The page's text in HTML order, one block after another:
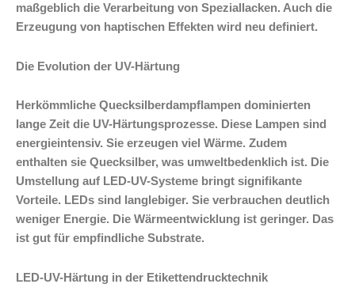
maßgeblich die Verarbeitung von Speziallacken. Auch die
Erzeugung von haptischen Effekten wird neu definiert.
Die Evolution der UV-Härtung
Herkömmliche Quecksilberdampflampen dominierten
lange Zeit die UV-Härtungsprozesse. Diese Lampen sind
energieintensiv. Sie erzeugen viel Wärme. Zudem
enthalten sie Quecksilber, was umweltbedenklich ist. Die
Umstellung auf LED-UV-Systeme bringt signifikante
Vorteile. LEDs sind langlebiger. Sie verbrauchen deutlich
weniger Energie. Die Wärmeentwicklung ist geringer. Das
ist gut für empfindliche Substrate.
LED-UV-Härtung in der Etikettendrucktechnik